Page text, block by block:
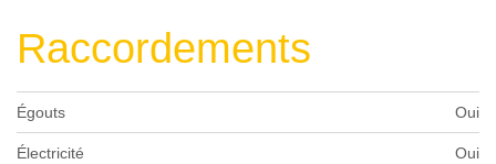
Raccordements
Égouts Oui
Électricité Oui